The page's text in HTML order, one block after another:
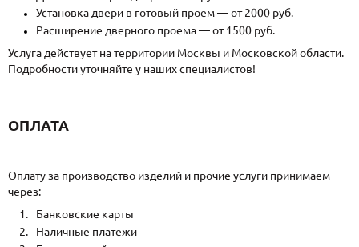
Установка двери в готовый проем — от 2000 руб.
Расширение дверного проема — от 1500 руб.
Услуга действует на территории Москвы и Московской области.
Подробности уточняйте у наших специалистов!
ОПЛАТА
Оплату за производство изделий и прочие услуги принимаем
через:
Банковские карты
Наличные платежи